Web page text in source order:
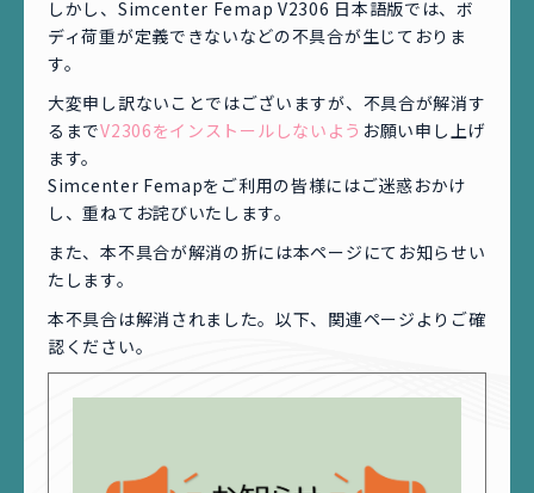
しかし、Simcenter Femap V2306 日本語版では、ボ
ディ荷重が定義できないなどの不具合が生じておりま
す。
大変申し訳ないことではございますが、不具合が解消す
るまでV2306をインストールしないよう お願い申し上げ
ます。
Simcenter Femapをご利用の皆様にはご迷惑おかけ
し、重ねてお詫びいたします。
また、本不具合が解消の折には本ページにてお知らせい
たします。
本不具合は解消されました。以下、関連ページよりご確
認ください。